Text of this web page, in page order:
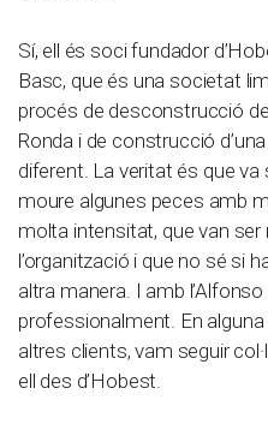
Sí, ell és soci fundador
Basc, que és una societat
procés de desconstrucció
Ronda i de construcció
diferent. La veritat és que
moure algunes peces amb
molta intensitat, que van
l’organització i que no sé si
altra manera. I amb
professionalment. En
altres clients, vam seguir
ell des d’Hobest.